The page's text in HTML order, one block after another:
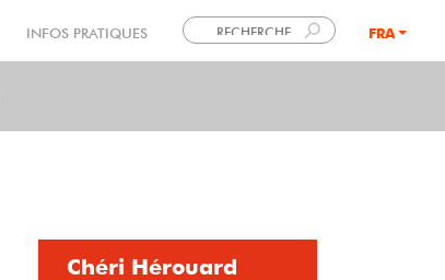
INFOS PRATIQUES FRA
Chéri Hérouard